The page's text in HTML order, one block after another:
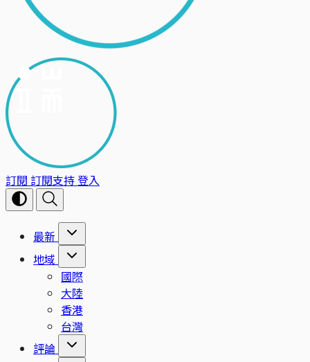
訂閱 訂閱支持登入
最新
地域
國際
大陸
香港
台灣
評論